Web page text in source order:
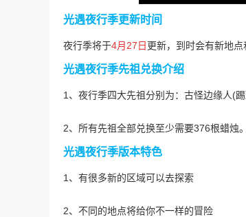
光遇夜行季更新时间
夜行季将于4月27日 更新，到时会有新地点
光遇夜行季先祖兑换介绍
1、夜行季四大先祖分别为：古怪边缘人(
2、所有先祖全部兑换至少需要376根蜡烛。
光遇夜行季版本特色
1、有很多新的区域可以去探索
2、不同的地点将给你不一样的冒险